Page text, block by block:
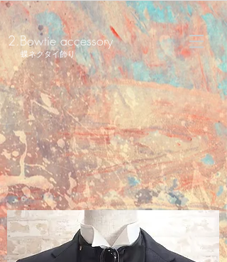
2.Bowtie accessory
蝶ネクタイ飾り